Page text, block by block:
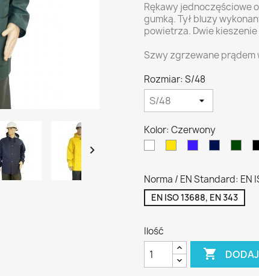

Rękawy jednoczęściowe
gumką. Tył bluzy
powietrza. Dwie
Szwy zgrzewane
Rozmiar: S/48
Kolor: Czerwony
Norma / EN Standard: EN
EN ISO 13688, EN 343
Ilość
